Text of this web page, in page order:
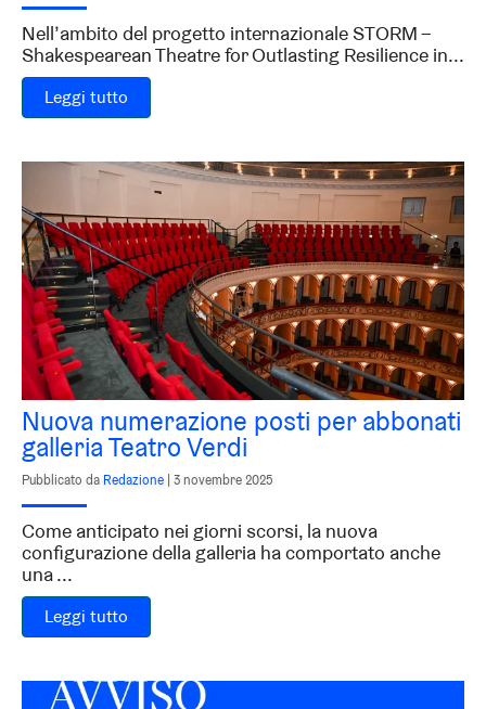
Nell’ambito del progetto internazionale STORM –
Shakespearean Theatre for Outlasting Resilience in...
Leggi tutto
Nuova numerazione posti per abbonati
galleria Teatro Verdi
Pubblicato da Redazione 3 novembre 2025
Come anticipato nei giorni scorsi, la nuova
configurazione della galleria ha comportato anche
una ...
Leggi tutto